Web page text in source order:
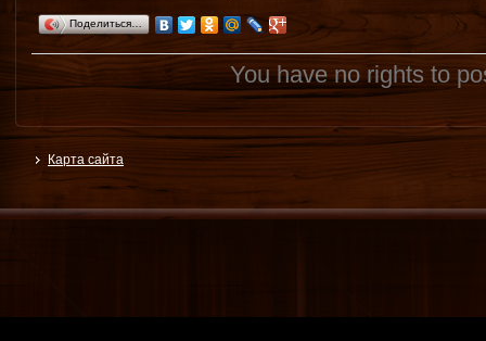
Поделиться…
You have no rights to
Карта сайта